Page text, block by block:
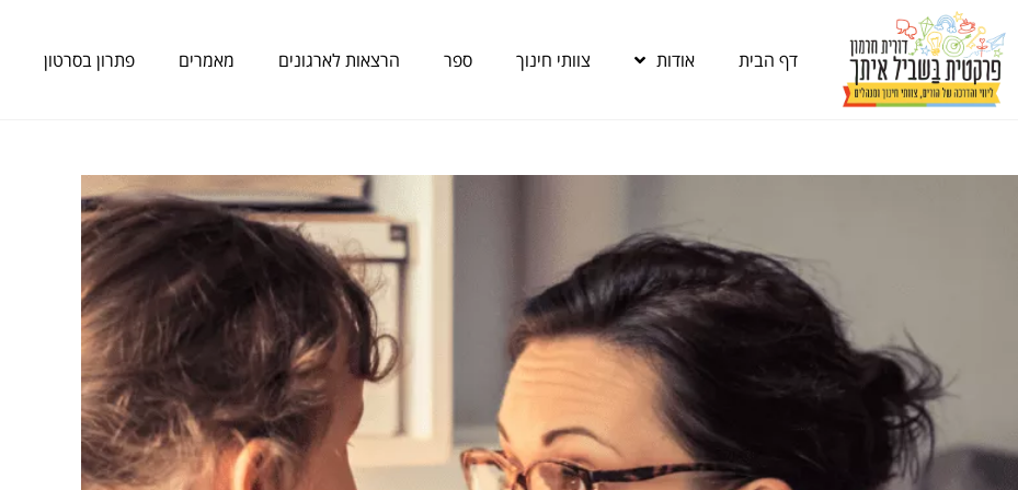
דף הבית אודות צוותי חינוך ספר הרצאות לארגונים מאמרים פתרון בסרטון